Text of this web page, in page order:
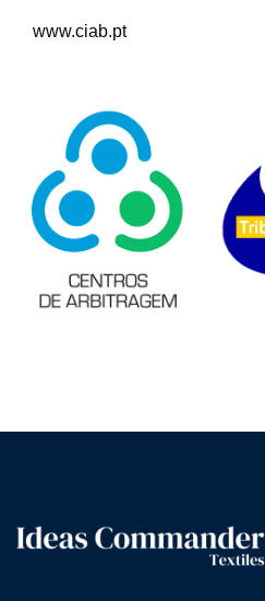
www.ciab.pt